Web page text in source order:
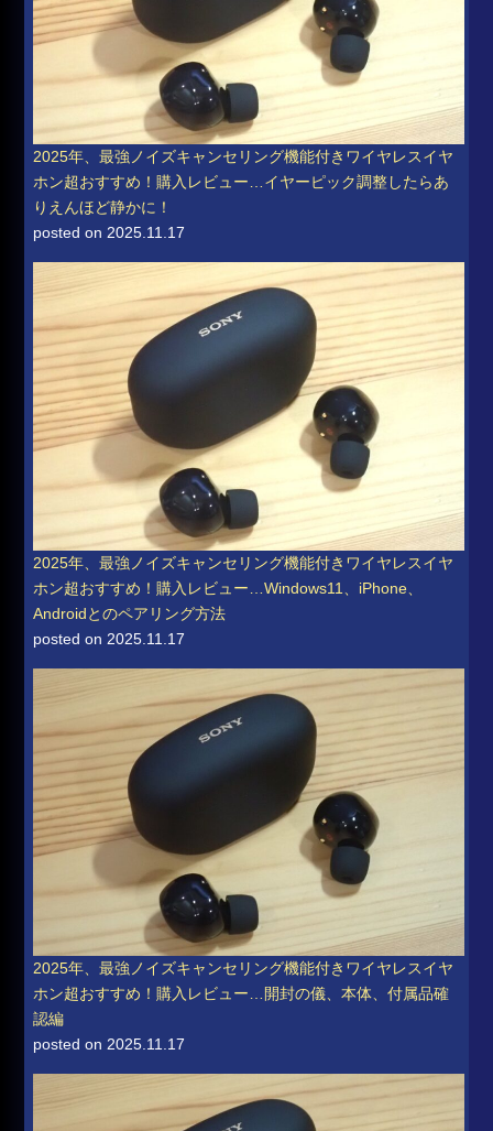
2025年、最強ノイズキャンセリング機能付きワイヤレスイヤ
ホン超おすすめ！購入レビュー…イヤーピック調整したらあ
りえんほど静かに！
posted on 2025.11.17
2025年、最強ノイズキャンセリング機能付きワイヤレスイヤ
ホン超おすすめ！購入レビュー…Windows11、iPhone、
Androidとのペアリング方法
posted on 2025.11.17
2025年、最強ノイズキャンセリング機能付きワイヤレスイヤ
ホン超おすすめ！購入レビュー…開封の儀、本体、付属品確
認編
posted on 2025.11.17